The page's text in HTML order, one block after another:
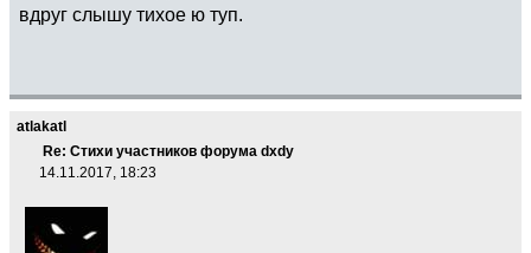
вдруг слышу тихое ю туп.
atlakatl
Re: Стихи участников форума dxdy
14.11.2017, 18:23